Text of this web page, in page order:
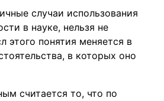
случаи использования
в науке, нельзя не
этого понятия меняется в
в которых оно
считается то, что по